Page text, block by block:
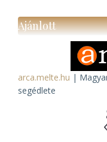
Ajánlott
arca.melte.hu |
segédlete